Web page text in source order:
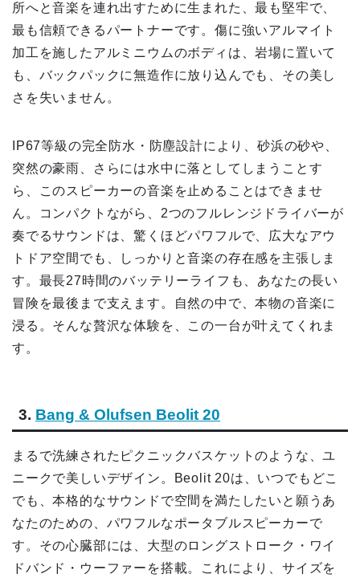
所へと音楽を連れ出すために生まれた、最も堅牢で、
最も信頼できるパートナーです。傷に強いアルマイト
加工を施したアルミニウムのボディは、岩場に置いて
も、バックパックに無造作に放り込んでも、その美し
さを失いません。
IP67等級の完全防水・防塵設計により、砂浜の砂や、
突然の豪雨、さらには水中に落としてしまうことす
ら、このスピーカーの音楽を止めることはできませ
ん。コンパクトながら、2つのフルレンジドライバーが
奏でるサウンドは、驚くほどパワフルで、広大なアウ
トドア空間でも、しっかりと音楽の存在感を主張しま
す。最長27時間のバッテリーライフも、あなたの長い
冒険を最後まで支えます。自然の中で、本物の音楽に
浸る。そんな贅沢な体験を、この一台が叶えてくれま
す。
3. Bang & Olufsen Beolit 20
まるで洗練されたピクニックバスケットのような、ユ
ニークで美しいデザイン。Beolit 20は、いつでもどこ
でも、本格的なサウンドで空間を満たしたいと願うあ
なたのための、パワフルなポータブルスピーカーで
す。その心臓部には、大型のロングストローク・ワイ
ドバンド・ウーファーを搭載。これにより、サイズを